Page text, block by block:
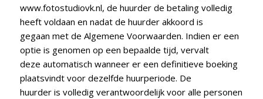
www.fotostudiovk.nl, de huurder de betaling volledig
heeft voldaan en nadat de huurder akkoord is
gegaan met de Algemene Voorwaarden. Indien er een
optie is genomen op een bepaalde tijd, vervalt
deze automatisch wanneer er een definitieve boeking
plaatsvindt voor dezelfde huurperiode. De
huurder is volledig verantwoordelijk voor alle personen